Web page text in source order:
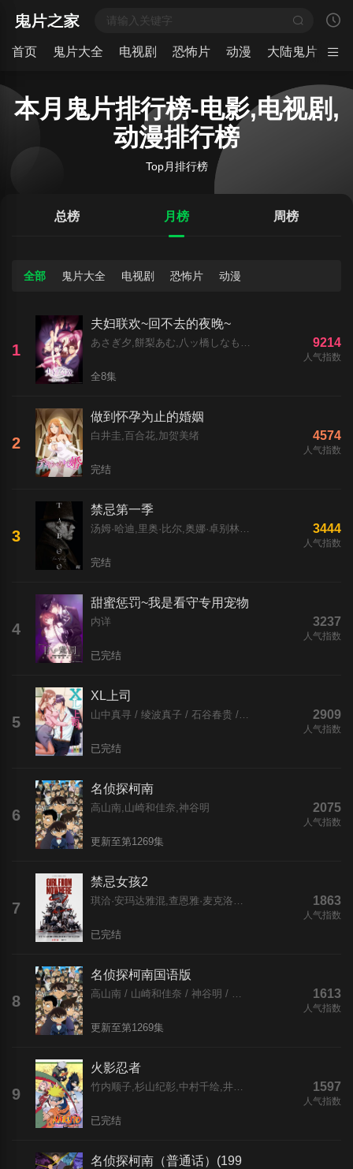
首页 鬼片大全 电视剧 恐怖片 动漫 大陆鬼片 日
本月鬼片排行榜-电影,电视剧,
动漫排行榜
Top月排行榜
总榜 月榜 周榜
全部 鬼片大全 电视剧 恐怖片 动漫
1
夫妇联欢~回不去的夜晚~
あさぎ夕,餅梨あむ,八ッ橋しなもん,黒井多飛岡
全8集
9214
人气指数
2
做到怀孕为止的婚姻
白井圭,百合花,加贺美绪
完结
4574
人气指数
3
禁忌第一季
汤姆·哈迪,里奥·比尔,奥娜·卓别林,理查德·迪克森,大卫·海曼,迈克尔·凯利,乔纳森·普雷斯,杰森·沃特金斯,爱德华·霍格,罗杰·阿什顿-格里菲斯,杰西·巴克利,亚历克斯·费恩斯,杰佛逊·豪尔,艾什雷·沃特斯,弗朗卡·波滕特,马克·加蒂斯,汤姆·霍兰德
完结
3444
人气指数
4
甜蜜惩罚~我是看守专用宠物
内详
已完结
3237
人气指数
5
XL上司
山中真寻 / 绫波真子 / 石谷春贵 / 井泽诗织 / 三宅麻理惠 / 渡辺紘 / 汐谷文康
已完结
2909
人气指数
6
名侦探柯南
高山南,山崎和佳奈,神谷明
更新至第1269集
2075
人气指数
7
禁忌女孩2
琪洽·安玛达雅混,查恩雅·麦克洛里,披纳若·苏潘平佑,Nont Sadanont Durongkavarojana,Nut Theerarat Wongchuen,彭帕克·西里古尔,Alex Surapol Poonpiriya,帕特里夏·德查诺·古德,Amy Raiwin Ong,皮查雅·提帕拉,卜密巴特·塔沃斯理,Tiger Saharat Vetchasat,帕莎拉瓦琳·蒂姆库尔,楚缇玛·提
已完结
1863
人气指数
8
名侦探柯南国语版
高山南 / 山崎和佳奈 / 神谷明 / 小山力也 / 林原惠美 / 山口胜平 / 田中秀幸 / 岛本须美 / 绪方贤一 / 堀川亮 / 松井菜樱子 / 宫村优子 / 岩居由希子 / 大谷育江 / 高木涉 / 高岛雅罗 / 堀之纪 / 立木文彦 / 小山茉美 / 三石琴乃 / 置鲇龙太郎 / 日高法子 / 池田秀一 / 古谷彻
更新至第1269集
1613
人气指数
9
火影忍者
竹内顺子,杉山纪彰,中村千绘,井上和彦,关俊彦,松本和香子,大塚芳忠,胜生真沙子,柴田秀胜,森久保祥太郎,伊藤健太郎,柚木凉香,小杉十郎太,增川洋一,远近孝一,田村由香里,江原正士,水树奈奈,鸟海浩辅,川田绅司,落合露美,大谷育江,重松朋,下屋则子,飞田展男,石冢运升,浅野真由美,石田彰,加濑康之,朴璐美,中田让治,保志总一朗,神奈延年,三木真一郎,中村大树,家中宏,福田信昭,楠大典,本田贵子,平
已完结
1597
人气指数
名侦探柯南（普通话）(199